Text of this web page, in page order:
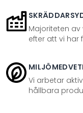
Majoriteten
efter att vi har
Vi arbetar
hållbara